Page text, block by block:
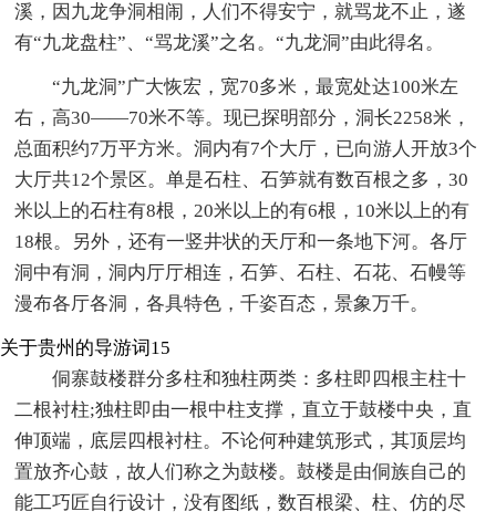
溪，因九龙争洞相闹，人们不得安宁，就骂龙不止，遂
有“九龙盘柱”、“骂龙溪”之名。“九龙洞”由此得名。
“九龙洞”广大恢宏，宽70多米，最宽处达100米左
右，高30——70米不等。现已探明部分，洞长2258米，
总面积约7万平方米。洞内有7个大厅，已向游人开放3个
大厅共12个景区。单是石柱、石笋就有数百根之多，30
米以上的石柱有8根，20米以上的有6根，10米以上的有
18根。另外，还有一竖井状的天厅和一条地下河。各厅
洞中有洞，洞内厅厅相连，石笋、石柱、石花、石幔等
漫布各厅各洞，各具特色，千姿百态，景象万千。
关于贵州的导游词15
侗寨鼓楼群分多柱和独柱两类：多柱即四根主柱十
二根衬柱;独柱即由一根中柱支撑，直立于鼓楼中央，直
伸顶端，底层四根衬柱。不论何种建筑形式，其顶层均
置放齐心鼓，故人们称之为鼓楼。鼓楼是由侗族自己的
能工巧匠自行设计，没有图纸，数百根梁、柱、仿的尽